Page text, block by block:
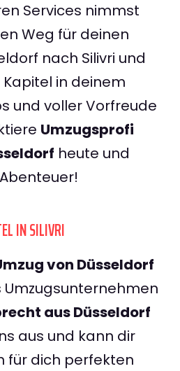
Services nimmst
Weg für deinen
nach Silivri und
in deinem
und voller Vorfreude
Umzugsprofi
heute und
IN SILIVRI
von Düsseldorf
Umzugsunternehmen
aus Düsseldorf
aus und kann dir
für dich perfekten